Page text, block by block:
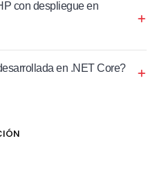
con despliegue en
en .NET Core?